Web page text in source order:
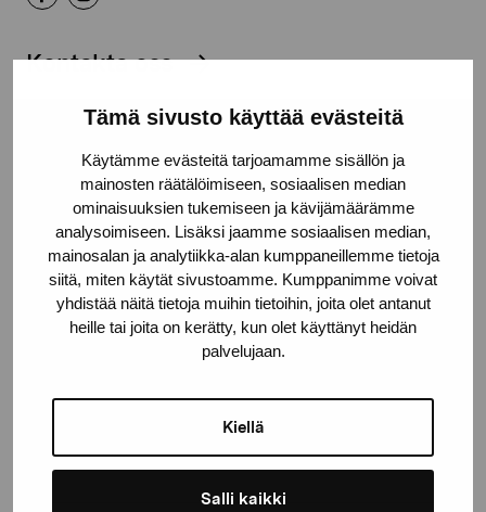
Tämä sivusto käyttää evästeitä
Käytämme evästeitä tarjoamamme sisällön ja
mainosten räätälöimiseen, sosiaalisen median
ominaisuuksien tukemiseen ja kävijämäärämme
analysoimiseen. Lisäksi jaamme sosiaalisen median,
mainosalan ja analytiikka-alan kumppaneillemme tietoja
siitä, miten käytät sivustoamme. Kumppanimme voivat
yhdistää näitä tietoja muihin tietoihin, joita olet antanut
heille tai joita on kerätty, kun olet käyttänyt heidän
palvelujaan.
Kiellä
Salli kaikki
Kontakta oss
Håll dig uppdaterad om aktuella
utställningar och evenemang
Förnamn
E-postadress